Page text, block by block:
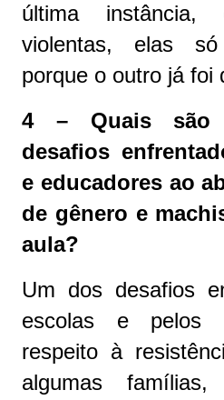
última instância,
violentas, elas
porque o outro já foi
4 – Quais são
desafios
e educadores ao
de gênero e
aula?
Um dos desafios
escolas e pelos
respeito à
algumas